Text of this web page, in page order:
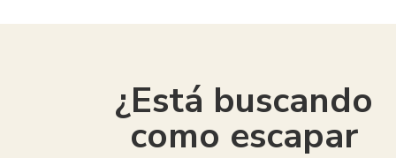
¿Está buscando
como escapar